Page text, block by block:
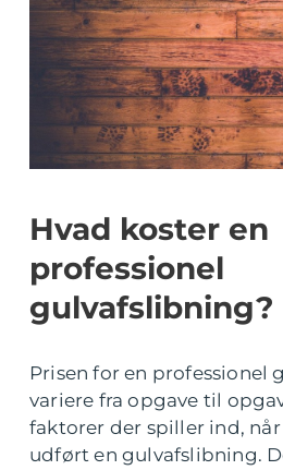
Hvad koster en
professionel
gulvafslibning?
Prisen for en professionel
variere fra opgave til
faktorer der spiller ind, når
udført en gulvafslibning.